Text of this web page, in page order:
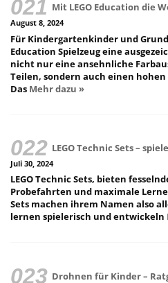
Mit LEGO Education die
August 8, 2024
Für Kindergartenkinder und
Education Spielzeug eine
nicht nur eine ansehnliche
Teilen, sondern auch einen
Das Mehr dazu »
LEGO Technic Sets –
Juli 30, 2024
LEGO Technic Sets, bieten
Probefahrten und maximale
Sets machen ihrem Namen also
lernen spielerisch und entwickeln
Drohnen für Kinder –